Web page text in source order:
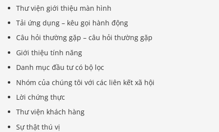
Thư viện giới thiệu màn hình
Tải ứng dụng – kêu gọi hành động
Câu hỏi thường gặp – câu hỏi thường gặp
Giới thiệu tính năng
Danh mục đầu tư có bộ lọc
Nhóm của chúng tôi với các liên kết xã hội
Lời chứng thực
Thư viện khách hàng
Sự thật thú vị